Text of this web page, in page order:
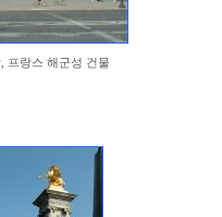
프랑스 해군성 건물